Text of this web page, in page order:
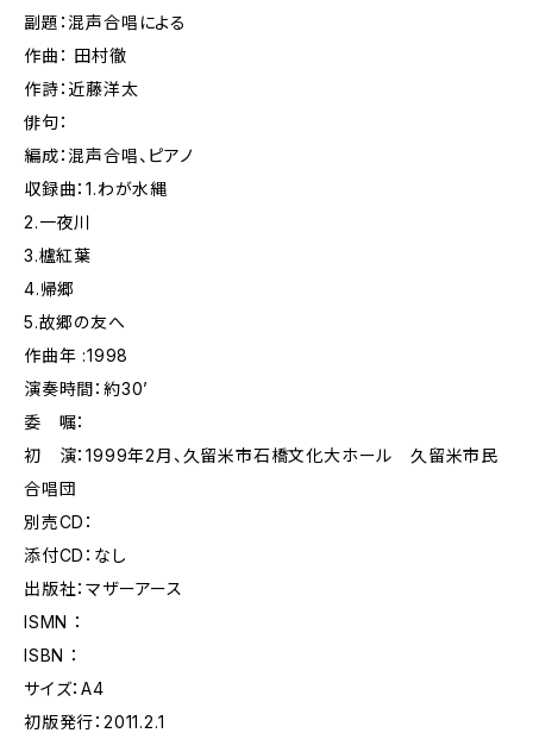
副題：混声合唱による
作曲： 田村徹
作詩：近藤洋太
俳句：
編成：混声合唱、ピアノ
収録曲：1.わが水縄
2.一夜川
3.櫨紅葉
4.帰郷
5.故郷の友へ
作曲年 :1998
演奏時間：約30’
委 嘱：
初 演：1999年2月、久留米市石橋文化大ホール 久留米市民
合唱団
別売CD：
添付CD：なし
出版社：マザーアース
ISMN ：
ISBN ：
サイズ：A4
初版発行：2011.2.1